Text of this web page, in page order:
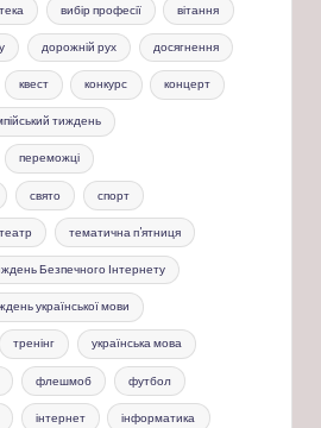
вибір професії вітання
дорожній рух досягнення
квест конкурс концерт
тиждень
переможці
свято спорт
театр тематична п'ятниця
Безпечного Інтернету
української мови
тренінг українська мова
флешмоб футбол
інтернет інформатика